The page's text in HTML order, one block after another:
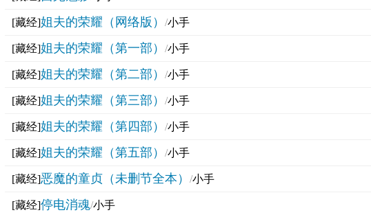
[藏经]姐夫的荣耀（网络版） /小手
[藏经]姐夫的荣耀（第一部） /小手
[藏经]姐夫的荣耀（第二部） /小手
[藏经]姐夫的荣耀（第三部） /小手
[藏经]姐夫的荣耀（第四部） /小手
[藏经]姐夫的荣耀（第五部） /小手
[藏经]恶魔的童贞（未删节全本） /小手
[藏经]停电消魂/小手